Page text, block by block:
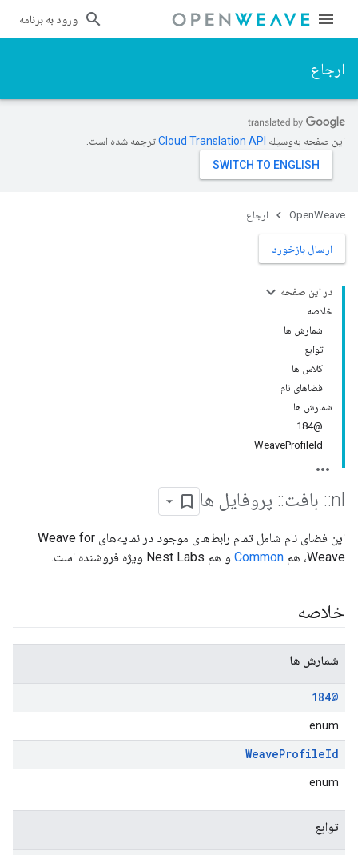
ورود به برنامه
ارجاع
این صفحه به‌وسیله ترجمه شده است.
OpenWeave ارجاع
ارسال بازخورد
در این صفحه
خلاصه
شمارش ها
توابع
کلاس ها
فضاهای نام
شمارش ها
@184
WeaveProfileId
nl
:: بافت:: پروفایل ها
این فضای نام شامل تمام رابط‌های موجود در نمایه‌های Weave for
Weave، هم
Common و هم Nest Labs ویژه فروشنده است.
خلاصه
شمارش ها
@184
enum
WeaveProfileId
enum
توابع